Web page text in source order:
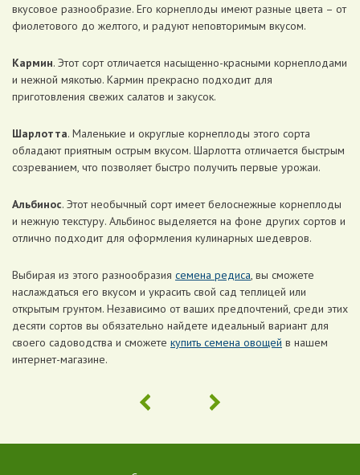
вкусовое разнообразие. Его корнеплоды имеют разные цвета – от
фиолетового до желтого, и радуют неповторимым вкусом.
Кармин. Этот сорт отличается насыщенно-красными корнеплодами
и нежной мякотью. Кармин прекрасно подходит для
приготовления свежих салатов и закусок.
Шарлотта. Маленькие и округлые корнеплоды этого сорта
обладают приятным острым вкусом. Шарлотта отличается быстрым
созреванием, что позволяет быстро получить первые урожаи.
Альбинос. Этот необычный сорт имеет белоснежные корнеплоды
и нежную текстуру. Альбинос выделяется на фоне других сортов и
отлично подходит для оформления кулинарных шедевров.
Выбирая из этого разнообразия семена редиса, вы сможете
наслаждаться его вкусом и украсить свой сад теплицей или
открытым грунтом. Независимо от ваших предпочтений, среди этих
десяти сортов вы обязательно найдете идеальный вариант для
своего садоводства и сможете купить семена овощей в нашем
интернет-магазине.